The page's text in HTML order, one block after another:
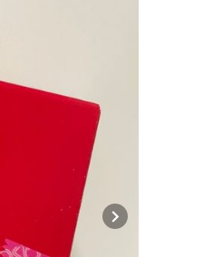
Next slide